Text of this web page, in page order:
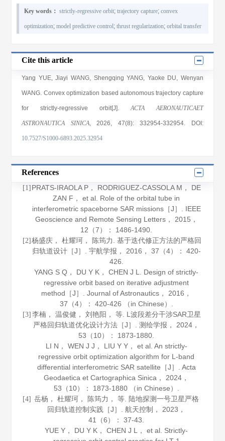
Key words： strictly-regressive orbit;trajectory capture;convex
optimization;model predictive control;thrust regularization;orbital transfer
Cite this article
Yang YUE,Jiayi WANG, Shengqing YANG, Yaoke DU, Wenyan
WANG. Convex optimization based autonomous trajectory capture
for strictly-regressive orbit[J].ACTA AERONAUTICAET
ASTRONAUTICA SINICA, 2026, 47(8): 332954-332954. DOI:
10.7527/S1000-6893.2025.32954
References
[1] PRATS-IRAOLA P， RODRIGUEZ-CASSOLA M， DE
ZAN F， et al. Role of the orbital tube in
interferometric spaceborne SAR missions［J］. IEEE
Geoscience and Remote Sensing Letters， 2015 ，
12 （7）： 1486-1490.
[2] 杨盛庆， 杜耀珂， 陈筠力. 基于迭代修正方法的严格回
归轨道设计［J］. 宇航学报 ， 2016 ， 37 （4）： 420-
426.
YANG S Q， DU Y K， CHEN J L. Design of strictly-
regressive orbit based on iterative adjustment
method［J］.Journal of Astronautics ， 2016 ，
37 （4）： 420-426 （in Chinese）.
[3] 李楠， 温俊健， 刘艳阳， 等. L波段差分干涉SAR卫星
严格回归轨道优化设计方法［J］.测绘学报 ， 2024 ，
53 （10）： 1873-1880.
LI N， WEN J J， LIU Y Y， et al. An strictly-
regressive orbit optimization algorithm for L-band
differential interferometric SAR satellite［J］. Acta
Geodaetica et Cartographica Sinica ， 2024 ，
53 （10）： 1873-1880 （in Chinese）.
[4] 岳杨， 杜耀珂， 陈筠力， 等. 陆地探测一号卫星严格
回归轨道控制实践［J］.航天控制 ， 2023 ，
41
（6）： 37-43.
YUE Y， DU Y K， CHEN J L， et al. Strictly-